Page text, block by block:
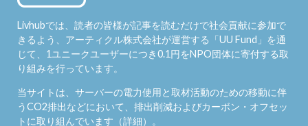
Livhubでは、読者の皆様が記事を読むだけで社会貢献に参加で
きるよう、アーティクル株式会社が運営する「UU Fund 」を通
じて、1ユニークユーザーにつき0.1円をNPO団体に寄付する取
り組みを行っています。
当サイトは、サーバーの電力使用と取材活動のための移動に伴
うCO2排出などにおいて、排出削減およびカーボン・オフセッ
トに取り組んでいます（詳細）。